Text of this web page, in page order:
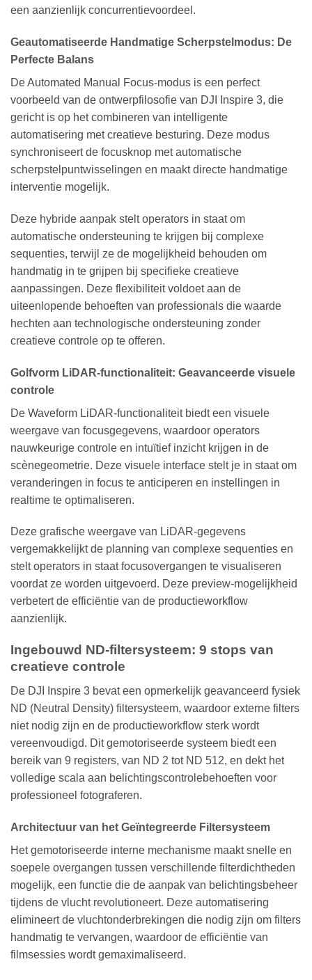
een aanzienlijk concurrentievoordeel.
Geautomatiseerde Handmatige Scherpstelmodus: De
Perfecte Balans
De Automated Manual Focus-modus is een perfect
voorbeeld van de ontwerpfilosofie van DJI Inspire 3, die
gericht is op het combineren van intelligente
automatisering met creatieve besturing. Deze modus
synchroniseert de focusknop met automatische
scherpstelpuntwisselingen en maakt directe handmatige
interventie mogelijk.
Deze hybride aanpak stelt operators in staat om
automatische ondersteuning te krijgen bij complexe
sequenties, terwijl ze de mogelijkheid behouden om
handmatig in te grijpen bij specifieke creatieve
aanpassingen. Deze flexibiliteit voldoet aan de
uiteenlopende behoeften van professionals die waarde
hechten aan technologische ondersteuning zonder
creatieve controle op te offeren.
Golfvorm LiDAR-functionaliteit: Geavanceerde visuele
controle
De Waveform LiDAR-functionaliteit biedt een visuele
weergave van focusgegevens, waardoor operators
nauwkeurige controle en intuïtief inzicht krijgen in de
scènegeometrie. Deze visuele interface stelt je in staat om
veranderingen in focus te anticiperen en instellingen in
realtime te optimaliseren.
Deze grafische weergave van LiDAR-gegevens
vergemakkelijkt de planning van complexe sequenties en
stelt operators in staat focusovergangen te visualiseren
voordat ze worden uitgevoerd. Deze preview-mogelijkheid
verbetert de efficiëntie van de productieworkflow
aanzienlijk.
Ingebouwd ND-filtersysteem: 9 stops van
creatieve controle
De DJI Inspire 3 bevat een opmerkelijk geavanceerd fysiek
ND (Neutral Density) filtersysteem, waardoor externe filters
niet nodig zijn en de productieworkflow sterk wordt
vereenvoudigd. Dit gemotoriseerde systeem biedt een
bereik van 9 registers, van ND 2 tot ND 512, en dekt het
volledige scala aan belichtingscontrolebehoeften voor
professioneel fotograferen.
Architectuur van het Geïntegreerde Filtersysteem
Het gemotoriseerde interne mechanisme maakt snelle en
soepele overgangen tussen verschillende filterdichtheden
mogelijk, een functie die de aanpak van belichtingsbeheer
tijdens de vlucht revolutioneert. Deze automatisering
elimineert de vluchtonderbrekingen die nodig zijn om filters
handmatig te vervangen, waardoor de efficiëntie van
filmsessies wordt gemaximaliseerd.